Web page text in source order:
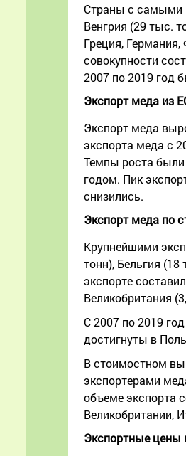
Страны с самыми
Венгрия (29 тыс.
Греция,
совокупности
2007 по 2019 год
Экспорт меда из
Экспорт меда
экспорта меда с
Темпы роста были
годом. Пик
снизились.
Экспорт меда по
Крупнейшими
тонн), Бельгия
экспорте
Великобритания
С 2007 по 2019
достигнуты в
В стоимостном
экспортерами
объеме экспорта
Великобритании,
Экспортные цены